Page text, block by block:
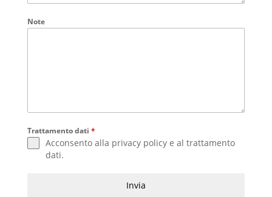
Note
Trattamento dati *
Acconsento alla privacy policye al trattamento
dati.
Invia